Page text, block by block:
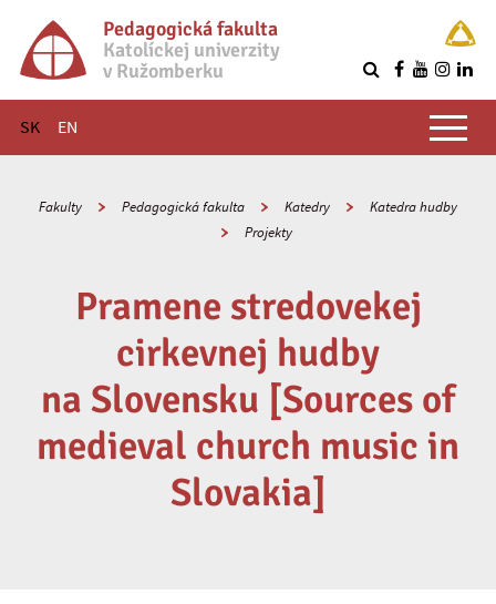
Pedagogická fakulta
Katolíckej univerzity
v Ružomberku
SK EN
Hlavné menu
Fakulty Pedagogická fakulta Katedry
Katedra hudby
Projekty
Pramene stredovekej
cirkevnej hudby
na Slovensku [Sources of
medieval church music in
Slovakia]